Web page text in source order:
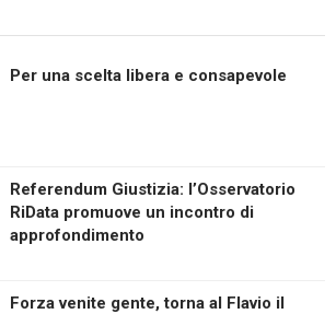
Per una scelta libera e consapevole
Referendum Giustizia: l’Osservatorio
RiData promuove un incontro di
approfondimento
Forza venite gente, torna al Flavio il